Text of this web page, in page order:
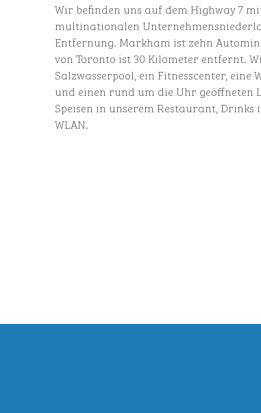
Wir befinden uns auf dem Highway 7
multinationalen
Entfernung. Markham ist zehn
von Toronto ist 30 Kilometer entfernt.
Salzwasserpool, ein Fitnesscenter, eine
und einen rund um die Uhr geöffneten
Speisen in unserem Restaurant,
WLAN.